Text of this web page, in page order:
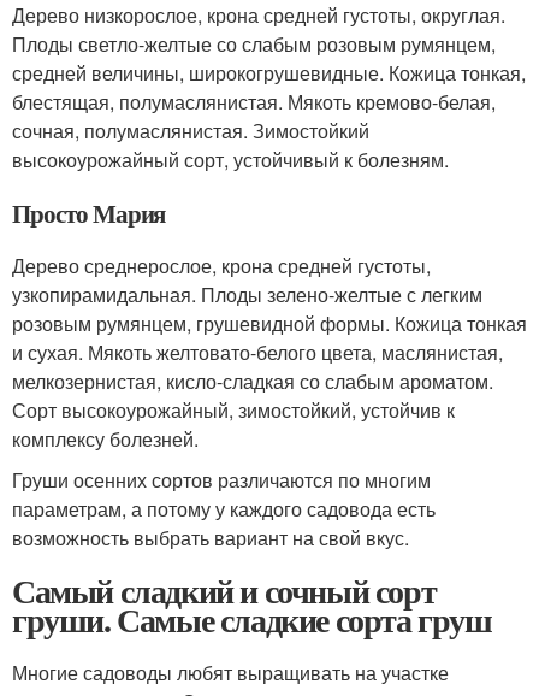
Дерево низкорослое, крона средней густоты, округлая.
Плоды светло-желтые со слабым розовым румянцем,
средней величины, широкогрушевидные. Кожица тонкая,
блестящая, полумаслянистая. Мякоть кремово-белая,
сочная, полумаслянистая. Зимостойкий
высокоурожайный сорт, устойчивый к болезням.
Просто Мария
Дерево среднерослое, крона средней густоты,
узкопирамидальная. Плоды зелено-желтые с легким
розовым румянцем, грушевидной формы. Кожица тонкая
и сухая. Мякоть желтовато-белого цвета, маслянистая,
мелкозернистая, кисло-сладкая со слабым ароматом.
Сорт высокоурожайный, зимостойкий, устойчив к
комплексу болезней.
Груши осенних сортов различаются по многим
параметрам, а потому у каждого садовода есть
возможность выбрать вариант на свой вкус.
Самый сладкий и сочный сорт
груши. Самые сладкие сорта груш
Многие садоводы любят выращивать на участке